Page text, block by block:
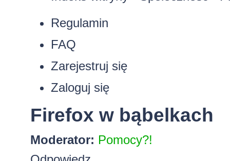
Regulamin
FAQ
Zarejestruj się
Zaloguj się
Firefox w bąbelkach
Moderator: Pomocy?!